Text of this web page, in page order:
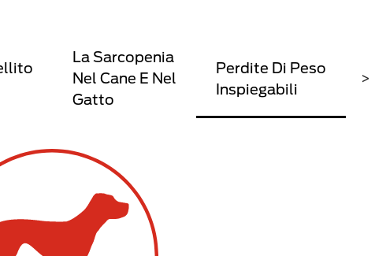
>
La Sarcopenia
Nel Cane E Nel
Gatto
Perdite Di Peso
Inspiegabili